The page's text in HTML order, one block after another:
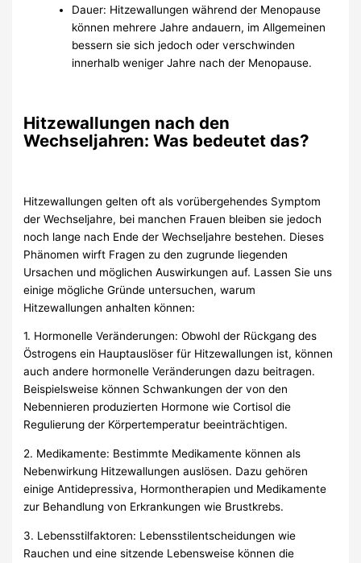
Dauer: Hitzewallungen während der Menopause
können mehrere Jahre andauern, im Allgemeinen
bessern sie sich jedoch oder verschwinden
innerhalb weniger Jahre nach der Menopause.
Hitzewallungen nach den
Wechseljahren: Was bedeutet das?
Hitzewallungen gelten oft als vorübergehendes Symptom
der Wechseljahre, bei manchen Frauen bleiben sie jedoch
noch lange nach Ende der Wechseljahre bestehen. Dieses
Phänomen wirft Fragen zu den zugrunde liegenden
Ursachen und möglichen Auswirkungen auf. Lassen Sie uns
einige mögliche Gründe untersuchen, warum
Hitzewallungen anhalten können:
1. Hormonelle Veränderungen: Obwohl der Rückgang des
Östrogens ein Hauptauslöser für Hitzewallungen ist, können
auch andere hormonelle Veränderungen dazu beitragen.
Beispielsweise können Schwankungen der von den
Nebennieren produzierten Hormone wie Cortisol die
Regulierung der Körpertemperatur beeinträchtigen.
2. Medikamente: Bestimmte Medikamente können als
Nebenwirkung Hitzewallungen auslösen. Dazu gehören
einige Antidepressiva, Hormontherapien und Medikamente
zur Behandlung von Erkrankungen wie Brustkrebs.
3. Lebensstilfaktoren: Lebensstilentscheidungen wie
Rauchen und eine sitzende Lebensweise können die